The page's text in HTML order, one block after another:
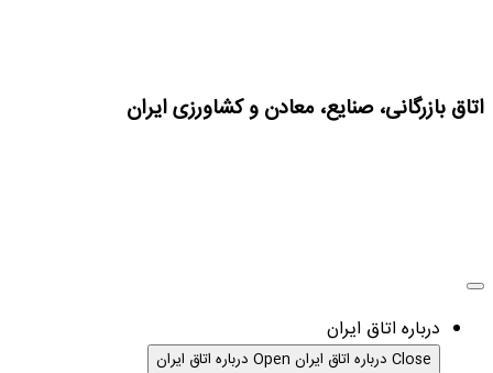
اتاق بازرگانی، صنایع، معادن و کشاورزی ایران
درباره اتاق ایران
Close درباره اتاق ایران Open درباره اتاق ایران